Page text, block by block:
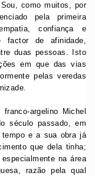
como muitos, por
pela primeira
confiança e
factor de afinidade,
duas pessoas. Isto
em que das vias
pelas veredas
argelino Michel
século passado, em
tempo e a sua obra já
que dela tinha;
na área
razão pela qual